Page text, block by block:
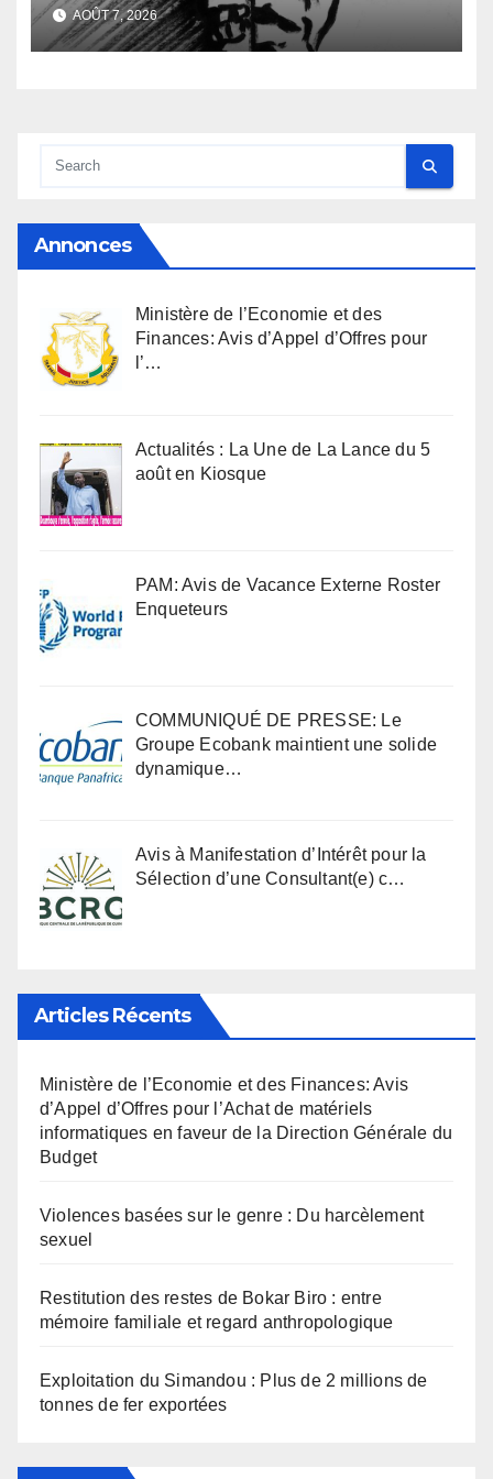
anthropologique
AOÛT 7, 2026
Annonces
Ministère de l’Economie et des
Finances: Avis d’Appel d’Offres pour
l’…
Actualités : La Une de La Lance du 5
août en Kiosque
PAM: Avis de Vacance Externe Roster
Enqueteurs
COMMUNIQUÉ DE PRESSE: Le
Groupe Ecobank maintient une solide
dynamique…
Avis à Manifestation d’Intérêt pour la
Sélection d’une Consultant(e) c…
Articles Récents
Ministère de l’Economie et des Finances: Avis
d’Appel d’Offres pour l’Achat de matériels
informatiques en faveur de la Direction Générale du
Budget
Violences basées sur le genre : Du harcèlement
sexuel
Restitution des restes de Bokar Biro : entre
mémoire familiale et regard anthropologique
Exploitation du Simandou : Plus de 2 millions de
tonnes de fer exportées